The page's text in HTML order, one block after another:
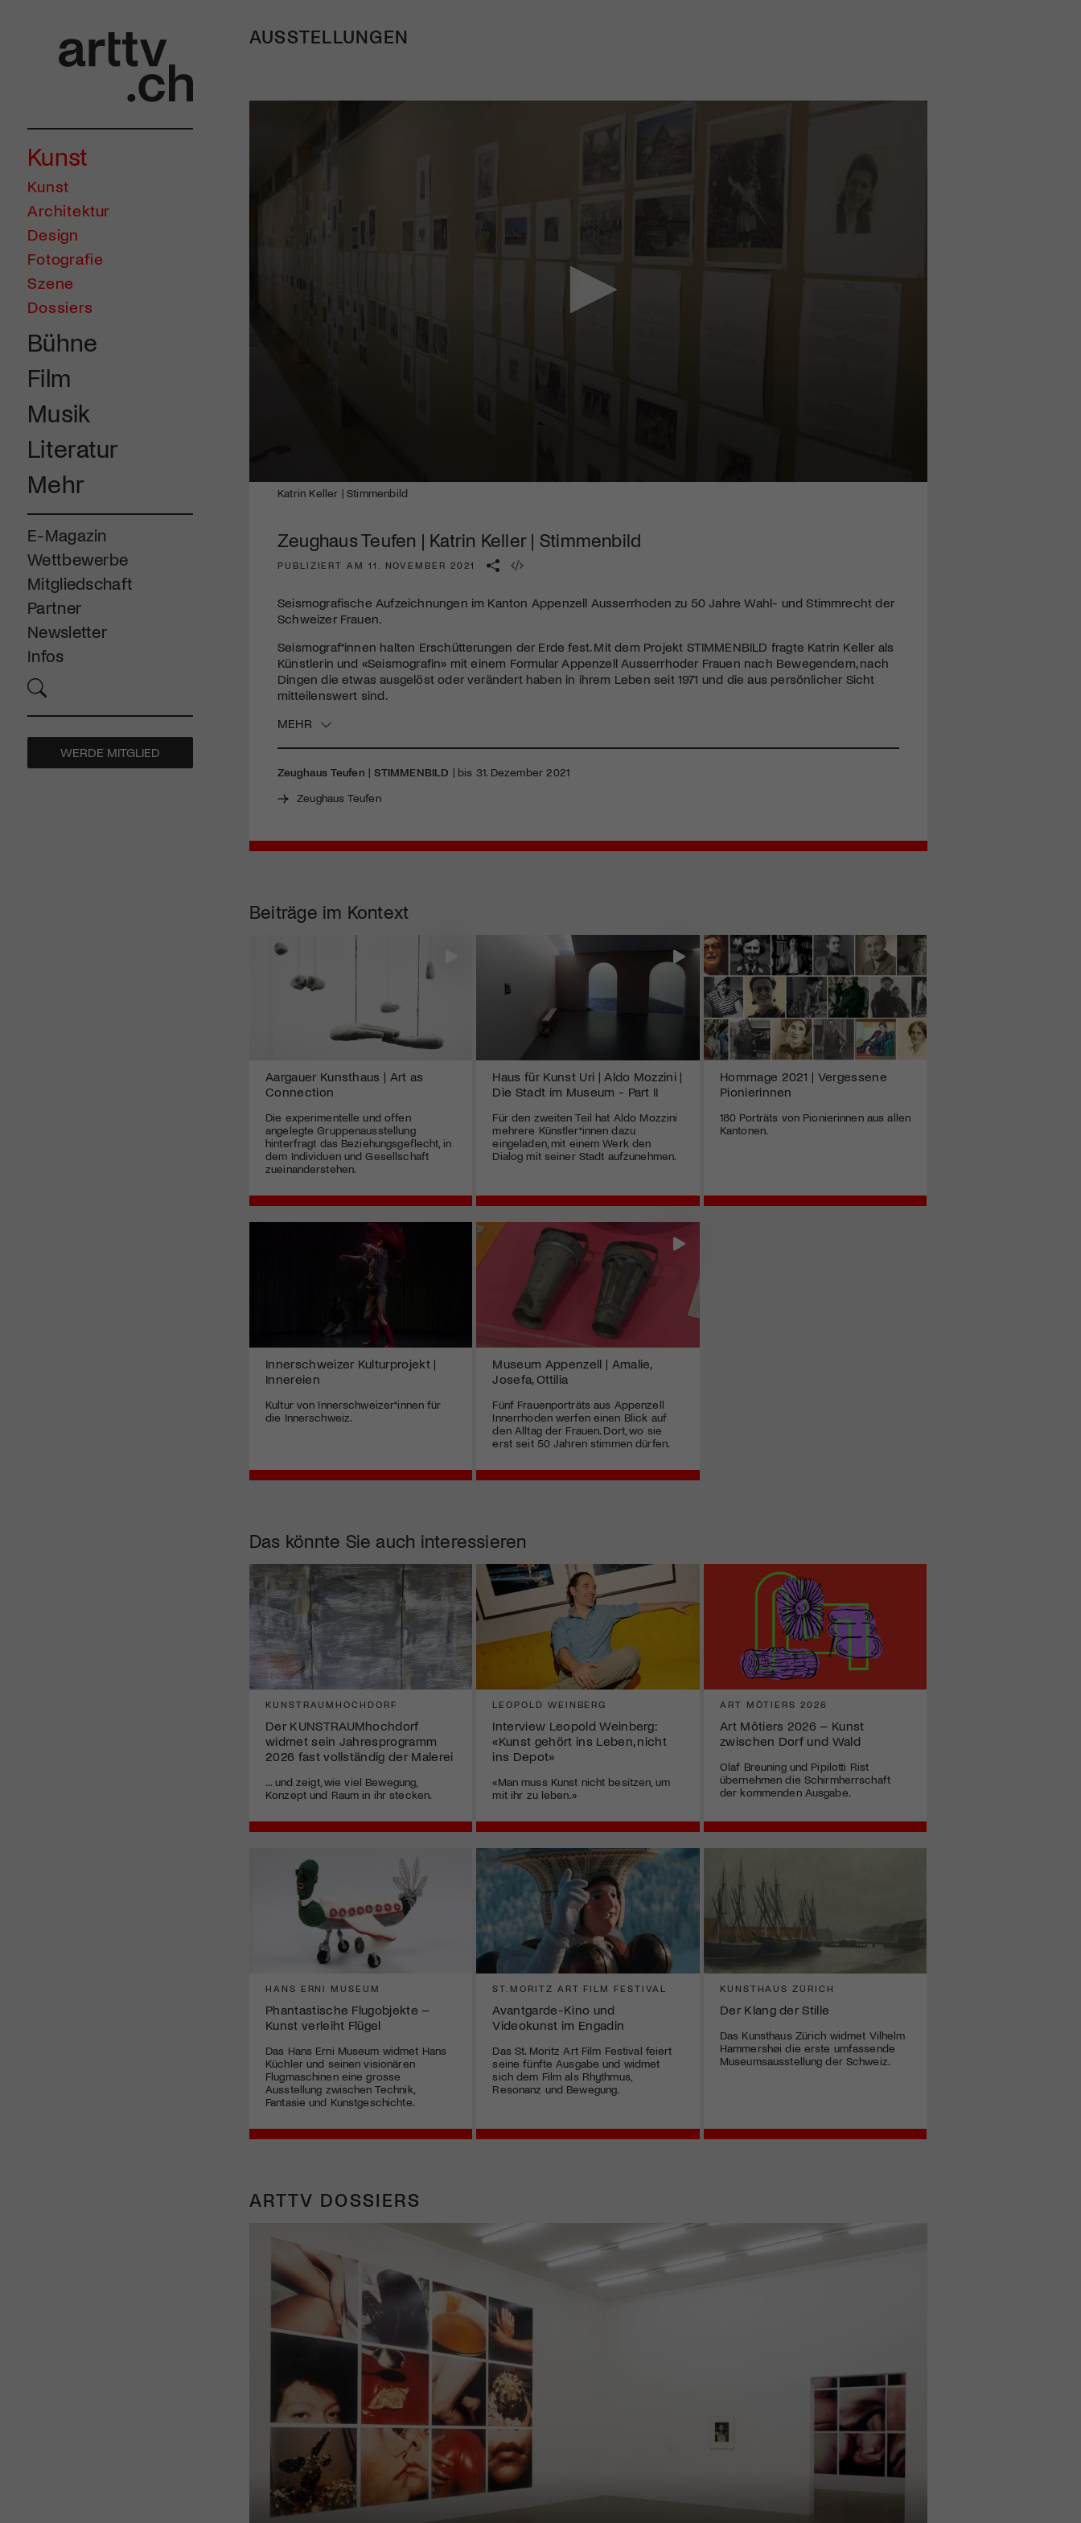
Kunst
Kunst
Architektur
Design
Fotografie
Szene
Dossiers
Bühne
Film
Musik
Literatur
Mehr
E-Magazin
Wettbewerbe
Mitgliedschaft
Partner
Newsletter
Infos
WERDE MITGLIED
AUSSTELLUNGEN
seconds
minutes,
secondsVolume
Katrin Keller | Stimmenbild
Zeughaus Teufen | Katrin Keller | Stimmenbild
PUBLIZIERT AM 11. NOVEMBER 2021
Seismografische Aufzeichnungen im Kanton Appenzell Ausserrhoden zu 50 Jahre Wahl- und Stimmrecht der
Schweizer Frauen.
Seismograf*innen halten Erschütterungen der Erde fest. Mit dem Projekt STIMMENBILD fragte Katrin Keller als
Künstlerin und «Seismografin» mit einem Formular Appenzell Ausserrhoder Frauen nach Bewegendem, nach
Dingen die etwas ausgelöst oder verändert haben in ihrem Leben seit 1971 und die aus persönlicher Sicht
mitteilenswert sind.
MEHR
Zeughaus Teufen |STIMMENBILD | bis 31. Dezember 2021
Zeughaus Teufen
Beiträge im Kontext
Aargauer Kunsthaus | Art as
Connection
Die experimentelle und offen
angelegte Gruppenausstellung
hinterfragt das Beziehungsgeflecht, in
dem Individuen und Gesellschaft
zueinanderstehen.
Haus für Kunst Uri | Aldo Mozzini |
Die Stadt im Museum - Part II
Für den zweiten Teil hat Aldo Mozzini
mehrere Künstler*innen dazu
eingeladen, mit einem Werk den
Dialog mit seiner Stadt aufzunehmen.
Hommage 2021 | Vergessene
Pionierinnen
180 Porträts von Pionierinnen aus allen
Kantonen.
Innerschweizer Kulturprojekt |
Innereien
Kultur von Innerschweizer*innen für
die Innerschweiz.
Museum Appenzell | Amalie,
Josefa, Ottilia
Fünf Frauenporträts aus Appenzell
Innerrhoden werfen einen Blick auf
den Alltag der Frauen. Dort, wo sie
erst seit 50 Jahren stimmen dürfen.
Das könnte Sie auch interessieren
KUNSTRAUMHOCHDORF
Der KUNSTRAUMhochdorf
widmet sein Jahresprogramm
2026 fast vollständig der Malerei
... und zeigt, wie viel Bewegung,
Konzept und Raum in ihr stecken.
LEOPOLD WEINBERG
Interview Leopold Weinberg:
«Kunst gehört ins Leben, nicht
ins Depot»
«Man muss Kunst nicht besitzen, um
mit ihr zu leben.»
ART MÔTIERS 2026
Art Môtiers 2026 – Kunst
zwischen Dorf und Wald
Olaf Breuning und Pipilotti Rist
übernehmen die Schirmherrschaft
der kommenden Ausgabe.
HANS ERNI MUSEUM
Phantastische Flugobjekte –
Kunst verleiht Flügel
Das Hans Erni Museum widmet Hans
Küchler und seinen visionären
Flugmaschinen eine grosse
Ausstellung zwischen Technik,
Fantasie und Kunstgeschichte.
ST.MORITZ ART FILM FESTIVAL
Avantgarde-Kino und
Videokunst im Engadin
Das St. Moritz Art Film Festival feiert
seine fünfte Ausgabe und widmet
sich dem Film als Rhythmus,
Resonanz und Bewegung.
KUNSTHAUS ZÜRICH
Der Klang der Stille
Das Kunsthaus Zürich widmet Vilhelm
Hammershøi die erste umfassende
Museumsausstellung der Schweiz.
ARTTV DOSSIERS
Mach mit: «Be Part of the Art»!